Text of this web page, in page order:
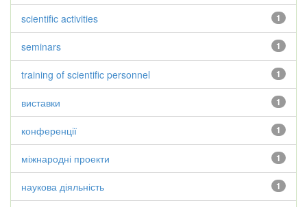
1
scientific activities
1
seminars
1
training of scientific personnel
1
виставки
1
конференції
1
міжнародні проекти
1
наукова діяльність